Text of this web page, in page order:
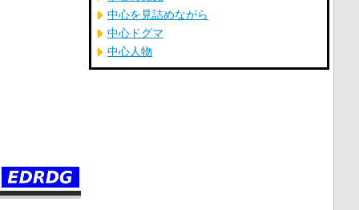
中心を見詰めながら
中心ドグマ
中心人物